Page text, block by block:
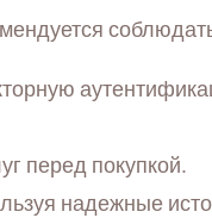
перед покупкой.
надежные